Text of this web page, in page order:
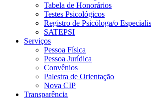
Tabela de Honorários
Testes Psicológicos
Registro de Psicóloga/o
SATEPSI
Serviços
Pessoa Física
Pessoa Jurídica
Convênios
Palestra de Orientação
Nova CIP
Transparência